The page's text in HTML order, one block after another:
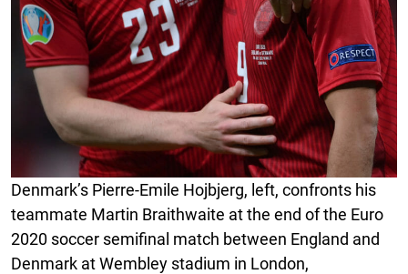
Denmark’s Pierre-Emile Hojbjerg, left, confronts his
teammate Martin Braithwaite at the end of the Euro
2020 soccer semifinal match between England and
Denmark at Wembley stadium in London,